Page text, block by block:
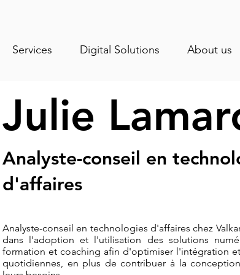
Services Digital Solutions About us
Julie
Analyste-conseil en
d'affaires
Analyste-conseil en technologies d'affaires chez
dans l'adoption et l'utilisation des solutions
formation et coaching afin d'optimiser l'intégration
quotidiennes, en plus de contribuer à la